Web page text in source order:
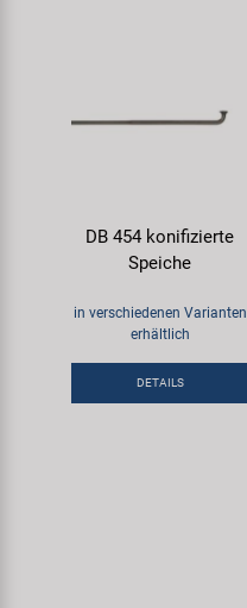
DB 454 konifizierte
Speiche
in verschiedenen Varianten
erhältlich
DETAILS